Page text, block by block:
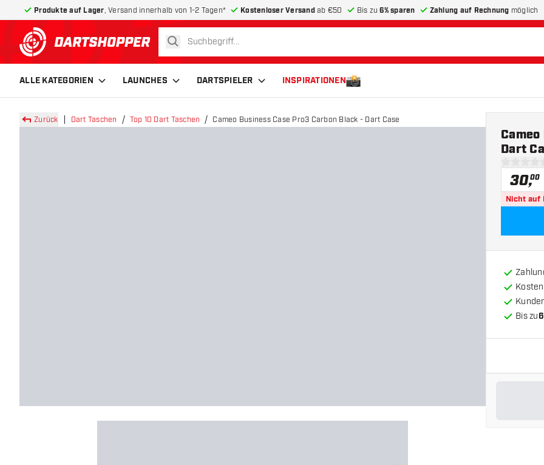
Produkte auf Lager , Versand innerhalb von 1-2 Tagen* Kostenloser Versandab €50 Bis zu6% sparen Zahlung auf Rechnung möglich
zurück zur Startseite
suchen
ALLE KATEGORIEN LAUNCHES DARTSPIELER INSPIRATIONEN
Zurück Dart Taschen Top 10 Dart Taschen Cameo Business Case Pro3 Carbon Black - Dart Case
0
Dart
30,00
Nicht auf
Bis zu